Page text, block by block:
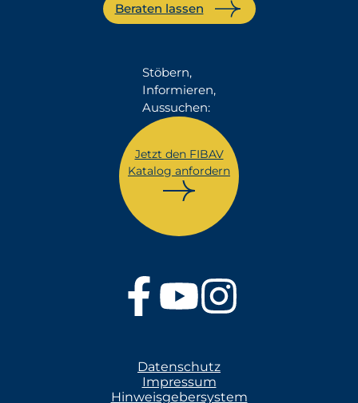
Beraten lassen
Stöbern,
Informieren,
Aussuchen:
Jetzt den FIBAV
Katalog anfordern
Datenschutz
Impressum
Hinweisgebersystem